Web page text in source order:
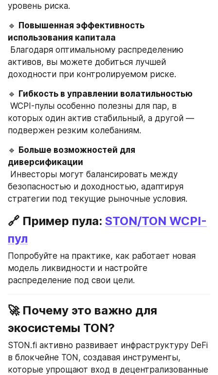
уровень риска.
🔹 Повышенная эффективность
использования капитала
активов, вы можете добиться лучшей
доходности при контролируемом риске.
🔹 Гибкость в управлении волатильностью
которых один актив стабильный, а другой —
подвержен резким колебаниям.
🔹 Больше возможностей для
диверсификации
безопасностью и доходностью, адаптируя
стратегии под текущие рыночные условия.
🔗 Пример пула: STON/TON WCPI-
пул
Попробуйте на практике, как работает новая
модель ликвидности и настройте
распределение под свои цели.
🚀 Почему это важно для
экосистемы TON?
STON.fi активно развивает инфраструктуру DeFi
в блокчейне TON, создавая инструменты,
которые упрощают вход в децентрализованные